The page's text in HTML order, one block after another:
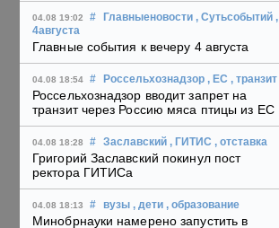
04.08 19:02 # Главныеновости , Сутьсобытий ,
4августа
Главные события к вечеру 4 августа
04.08 18:54 # Россельхознадзор , ЕС , транзит
Россельхознадзор вводит запрет на
транзит через Россию мяса птицы из ЕС
04.08 18:28 # Заславский , ГИТИС , отставка
Григорий Заславский покинул пост
ректора ГИТИСа
04.08 18:13 # вузы , дети , образование
Минобрнауки намерено запустить в